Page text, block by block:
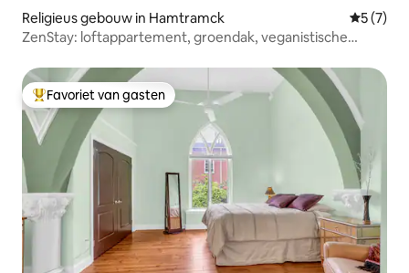
Religieus gebouw in Hamtramck
5 (7)
ZenStay: loftappartement, groendak, veganistische
Topfavoriet van gasten
Favoriet van gasten